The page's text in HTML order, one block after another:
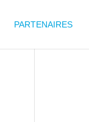
PARTENAIRES